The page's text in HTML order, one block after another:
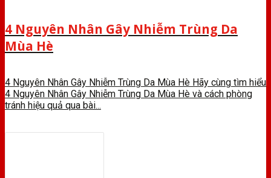
4 Nguyên Nhân Gây Nhiễm Trùng Da
Mùa Hè
4 Nguyên Nhân Gây Nhiễm Trùng Da Mùa Hè Hãy cùng tìm hiểu
4 Nguyên Nhân Gây Nhiễm Trùng Da Mùa Hè và cách phòng
tránh hiệu quả qua bài...